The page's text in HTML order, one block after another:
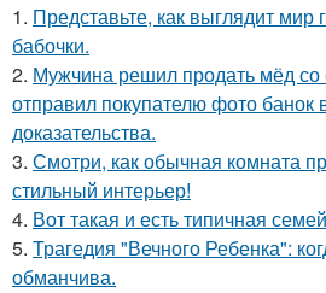
1. Представьте, как выглядит мир
бабочки.
2. Мужчина решил продать мёд со
отправил покупателю фото банок
доказательства.
3. Смотри, как обычная комната
стильный интерьер!
4. Вот такая и есть типичная
5. Трагедия "Вечного Ребенка":
обманчива.